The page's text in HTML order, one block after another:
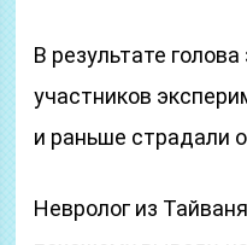
В результате голова
участников
и раньше страдали
Невролог из